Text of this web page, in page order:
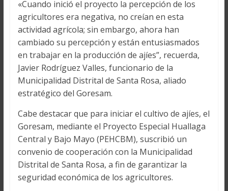
«Cuando inició el proyecto la percepción de los
agricultores era negativa, no creían en esta
actividad agrícola; sin embargo, ahora han
cambiado su percepción y están entusiasmados
en trabajar en la producción de ajíes”, recuerda,
Javier Rodríguez Valles, funcionario de la
Municipalidad Distrital de Santa Rosa, aliado
estratégico del Goresam.
Cabe destacar que para iniciar el cultivo de ajíes, el
Goresam, mediante el Proyecto Especial Huallaga
Central y Bajo Mayo (PEHCBM), suscribió un
convenio de cooperación con la Municipalidad
Distrital de Santa Rosa, a fin de garantizar la
seguridad económica de los agricultores.